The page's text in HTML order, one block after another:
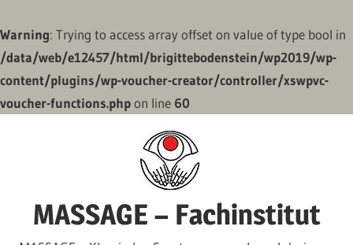
Warning: Trying to access array offset on value of type bool in
/data/web/e12457/html/brigittebodenstein/wp2019/wp-
content/plugins/wp-voucher-creator/controller/xswpvc-
voucher-functions.phpon line 60
MASSAGE – Fachinstitut